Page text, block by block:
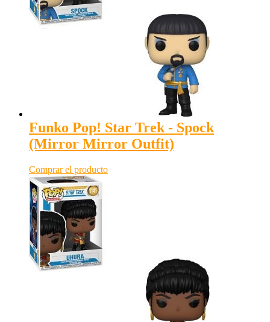
Funko Pop! Star Trek - Spock
(Mirror Mirror Outfit)
Comprar el producto